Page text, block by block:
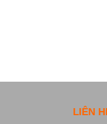
LIÊN